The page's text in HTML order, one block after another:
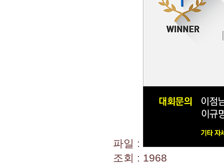
파일 :
조회 : 1968